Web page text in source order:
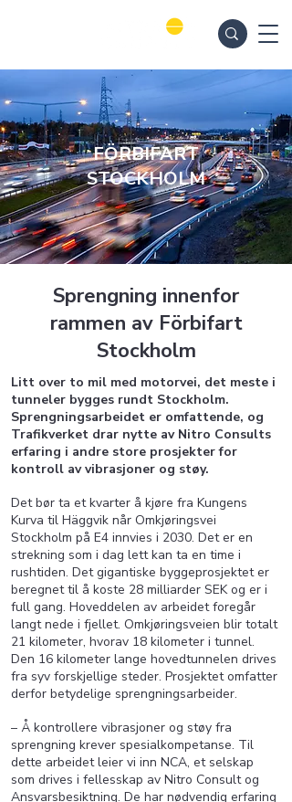
FÖRBIFART
STOCKHOLM
Sprengning innenfor
rammen av Förbifart
Stockholm
Litt over to mil med motorvei, det meste i
tunneler bygges rundt Stockholm.
Sprengningsarbeidet er omfattende, og
Trafikverket drar nytte av Nitro Consults
erfaring i andre store prosjekter for
kontroll av vibrasjoner og støy.
Det bør ta et kvarter å kjøre fra Kungens
Kurva til Häggvik når Omkjøringsvei
Stockholm på E4 innvies i 2030. Det er en
strekning som i dag lett kan ta en time i
rushtiden. Det gigantiske byggeprosjektet er
beregnet til å koste 28 milliarder SEK og er i
full gang. Hoveddelen av arbeidet foregår
langt nede i fjellet. Omkjøringsveien blir totalt
21 kilometer, hvorav 18 kilometer i tunnel.
Den 16 kilometer lange hovedtunnelen drives
fra syv forskjellige steder. Prosjektet omfatter
derfor betydelige sprengningsarbeider.
– Å kontrollere vibrasjoner og støy fra
sprengning krever spesialkompetanse. Til
dette arbeidet leier vi inn NCA, et selskap
som drives i fellesskap av Nitro Consult og
Ansvarsbesiktning. De har nødvendig erfaring